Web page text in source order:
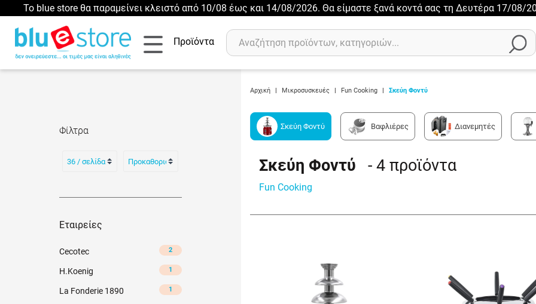
Το blue store θα παραμείνει κλειστό από 10/08 έως και 14/08/2026. Θα είμαστε ξανά κοντά σας τη Δευτέρα 17/08/
Προϊόντα
Φίλτρα
Εταιρείες
Cecotec 2
H.Koenig 1
La Fonderie 1890 1
Αρχική | Μικροσυσκευές | Fun Cooking | Σκεύη Φοντύ
Σκεύη Φοντύ Βαφλιέρες Διανεμητές
Σκεύη Φοντύ - 4 προϊόντα
Fun Cooking